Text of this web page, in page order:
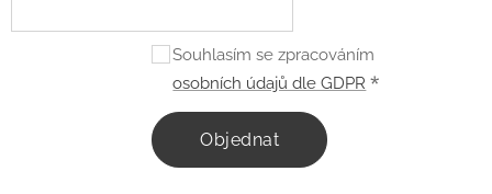
Souhlasím se zpracováním
osobních údajů dle GDPR
Objednat